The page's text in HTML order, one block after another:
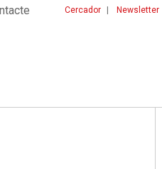
Cercador Newsletter